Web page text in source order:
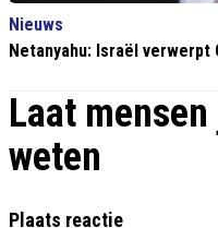
Nieuws
Netanyahu: Israël
Laat
weten
Plaats reactie